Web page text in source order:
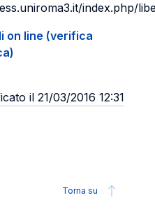
index.php/
on line (verifica
il 21/03/2016 12:31
Torna su